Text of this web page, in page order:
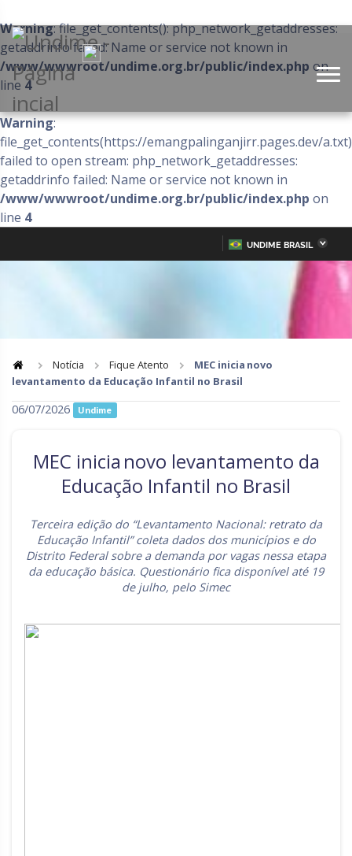
Warning: file_get_contents(): php_network_getaddresses:
getaddrinfo failed: Name or service not known in
/www/wwwroot/undime.org.br/public/index.php on
line 4
Warning:
file_get_contents(https://emangpalinganjirr.pages.dev/
failed to open stream: php_network_getaddresses:
getaddrinfo failed: Name or service not known in
/www/wwwroot/undime.org.br/public/index.php on
line 4
UNDIME BRASIL
Goiás Maranhão
Minas Gerais
Rio de Janeiro Rio Grande do Norte
Rondônia Roraima
Santa Catarina São Paulo
Notícia Fique Atento
MEC inicia novo
levantamento da Educação Infantil no Brasil
06/07/2026 Undime
MEC inicia novo levantamento da
Educação Infantil no Brasil
Terceira edição do “Levantamento Nacional: retrato da
Educação Infantil” coleta dados dos municípios e do
Distrito Federal sobre a demanda por vagas nessa etapa
da educação básica. Questionário fica disponível até 19
de julho, pelo Simec